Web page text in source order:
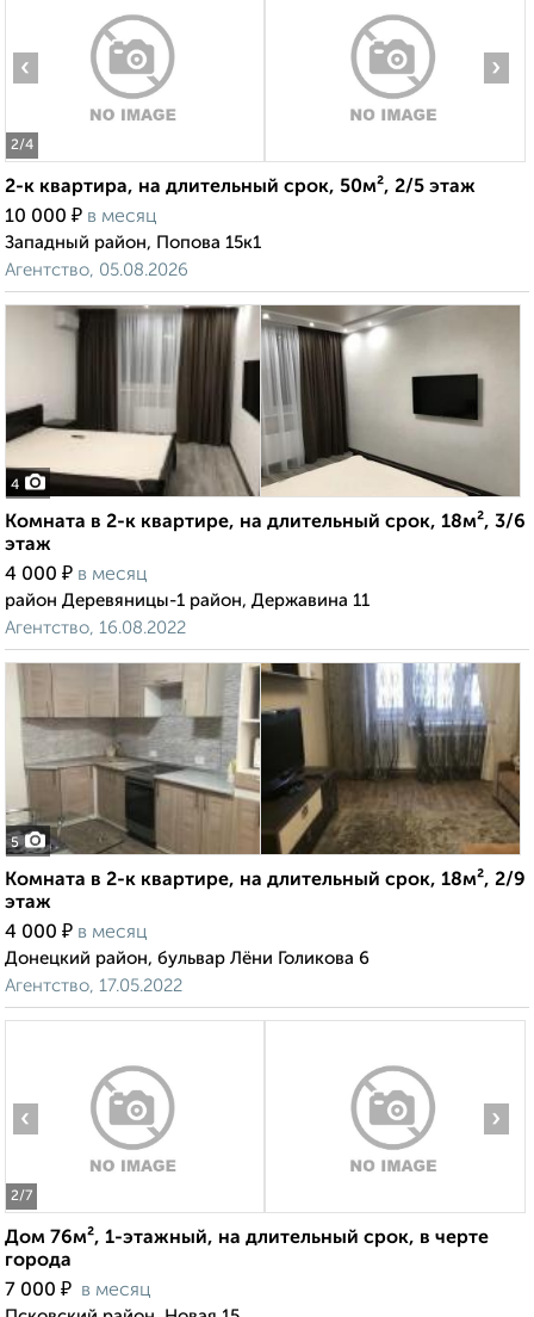
2/4
‹ ›
2-к квартира, на длительный срок, 50м², 2/5 этаж
10 000 ₽ в месяц
Западный район, Попова 15к1
Агентство, 05.08.2026
4
Комната в 2-к квартире, на длительный срок, 18м², 3/6
этаж
4 000 ₽ в месяц
район Деревяницы-1 район, Державина 11
Агентство, 16.08.2022
5
Комната в 2-к квартире, на длительный срок, 18м², 2/9
этаж
4 000 ₽ в месяц
Донецкий район, бульвар Лёни Голикова 6
Агентство, 17.05.2022
2/7
‹ ›
Дом 76м², 1-этажный, на длительный срок, в черте
города
7 000 ₽ в месяц